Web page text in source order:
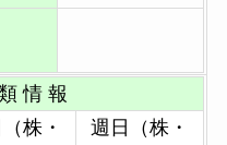
情 報
株・
週日（株・